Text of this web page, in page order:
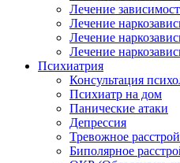
Лечение
Лечение
Лечение
Лечение
Психиатрия
Консультация
Психиатр на дом
Панические атаки
Депрессия
Тревожное
Биполярное